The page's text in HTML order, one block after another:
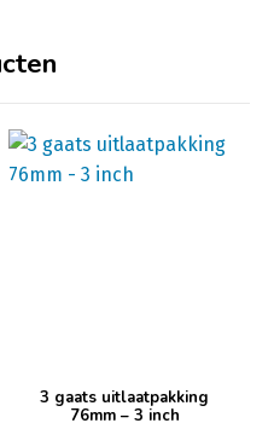
3 gaats uitlaatpakking
76mm – 3 inch